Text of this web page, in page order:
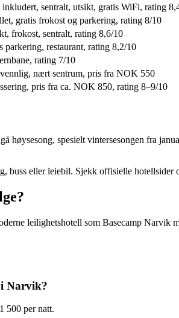
inkludert, sentralt, utsikt, gratis WiFi, rating
gratis frokost og parkering, rating 8/10
frokost, sentralt, rating 8,6/10
restaurant, rating 8,2/10
rating 7/10
nært sentrum, pris fra NOK 550
pris fra ca. NOK 850, rating 8–9/10
høysesong, spesielt vintersesongen fra
buss eller leiebil. Sjekk offisielle hotellsider
leilighetshotell som Basecamp
Narvik?
500 per natt.